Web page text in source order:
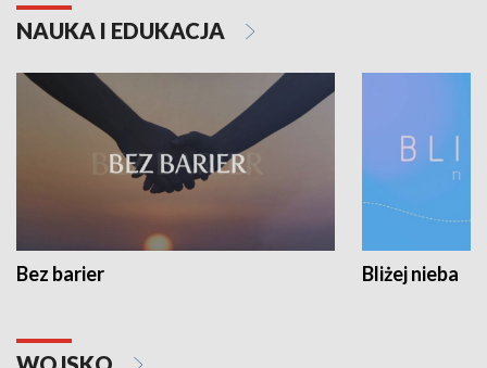
NAUKA I EDUKACJA
Bez barier Bliżej nieba